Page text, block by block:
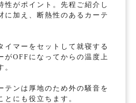
性がポイント。先程ご紹介し
に加え、断熱性のあるカーテ
イマーをセットして就寝する
がOFFになってからの温度上
。
テンは厚地のため外の騒音を
とにも役立ちます。